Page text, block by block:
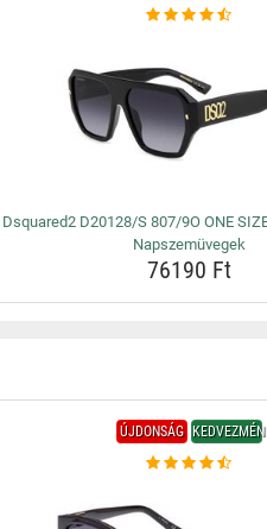
Dsquared2 D20128/S 807/9O ONE
Napszemüvegek
76190 Ft
ÚJDONSÁG